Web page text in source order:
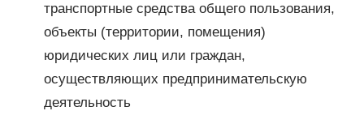
транспортные средства общего пользования,
объекты (территории, помещения)
юридических лиц или граждан,
осуществляющих предпринимательскую
деятельность